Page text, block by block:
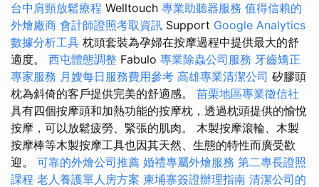
台中肩頸放鬆療程 Welltouch 專業助聽器服務 值得信賴的
外燴廠商 會計師證照考取資訊 Support Google Analytics
數據分析工具 枕頭套裝為孕婦在按摩過程中提供最大的舒
適度。 西屯體態調整 Fabulo 專業除蟲公司服務 牙齒矯正
專家服務 月嫂每日服務費用參考 高雄專業清潔公司 矽膠頭
枕為斜倚的客戶提供完美的舒適感。 苗栗地區專業徵信社
具有四個按摩頭和加熱功能的按摩枕，透過枕頭提供的愉悅
按摩，可以放鬆疲勞、緊張的肌肉。 木製按摩滾輪、木製
按摩棒等木製按摩工具也因其天然、生態的特性而廣受歡
迎。 可靠的外燴公司推薦 婚禮專屬外燴服務 第二專長證照
課程 老人養護單人房方案 柬埔寨簽證辦理指南 清潔公司的